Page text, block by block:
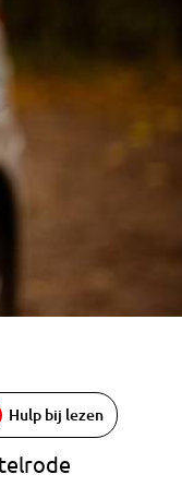
Hulp bij lezen